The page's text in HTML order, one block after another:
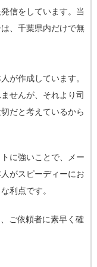
信をしています。当
、千葉県内だけで無
が作成しています。
せんが、それより司
だと考えているから
に強いことで、メー
がスピーディーにお
利点です。
ご依頼者に素早く確